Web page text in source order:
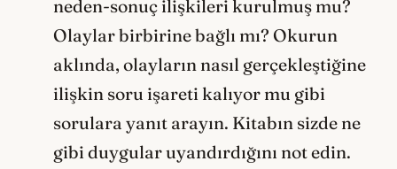
neden-sonuç ilişkileri kurulmuş mu?
Olaylar birbirine bağlı mı? Okurun
aklında, olayların nasıl gerçekleştiğine
ilişkin soru işareti kalıyor mu gibi
sorulara yanıt arayın. Kitabın sizde ne
gibi duygular uyandırdığını not edin.